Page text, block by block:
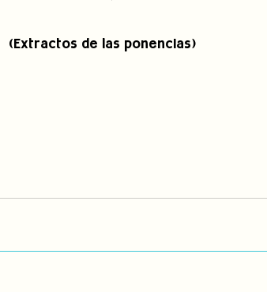
(Extractos de las ponencias)